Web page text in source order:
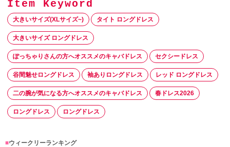
大きいサイズ(XLサイズ~) タイト ロングドレス
大きいサイズ ロングドレス
ぽっちゃりさんの方へオススメのキャバドレス セクシードレス
谷間魅せロングドレス 袖ありロングドレス レッド ロングドレス
二の腕が気になる方へオススメのキャバドレス 春ドレス2026
ロングドレス ロングドレス
■ウィークリーランキング